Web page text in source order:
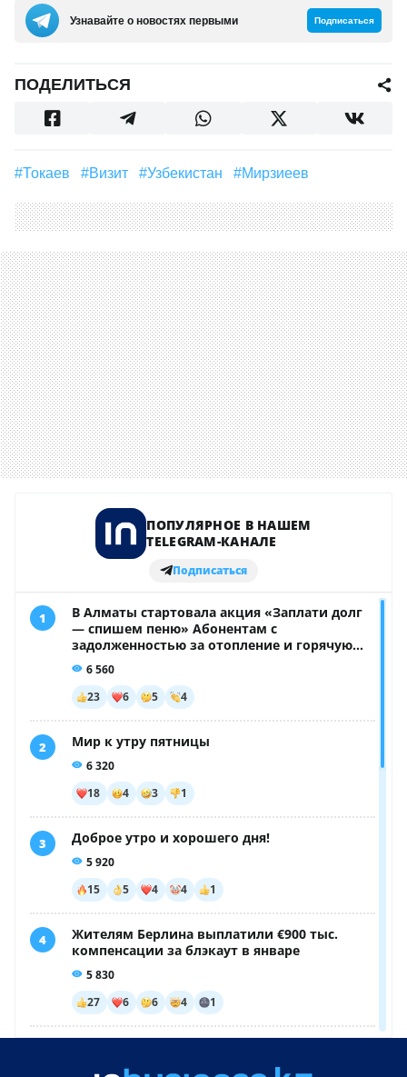
Узнавайте о новостях первыми Подписаться
ПОДЕЛИТЬСЯ
#Токаев #Визит #Узбекистан #Мирзиеев